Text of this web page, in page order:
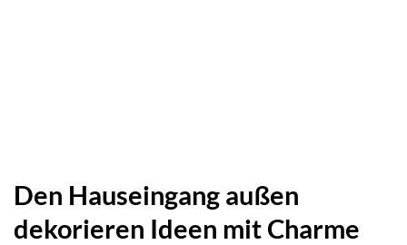
Den Hauseingang außen
dekorieren Ideen mit Charme